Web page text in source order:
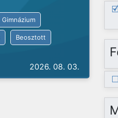
Gimnázium
Beosztott
2026. 08. 03.